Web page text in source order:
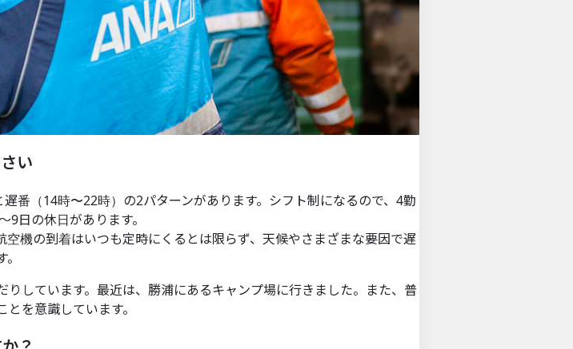
い
番（14時〜22時）の2パターンがあります。シフト制になるので、4勤
日の休日があります。
機の到着はいつも定時にくるとは限らず、天候やさまざまな要因で遅
しています。最近は、勝浦にあるキャンプ場に行きました。また、普
を意識しています。